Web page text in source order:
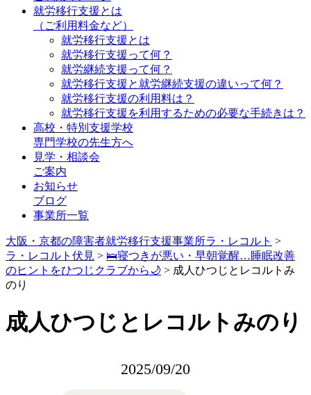
就労移行支援とは
（ご利用料金など）
就労移行支援とは
就労移行支援って何？
就労継続支援って何？
就労移行支援と就労継続支援の違いって何？
就労移行支援の利用料は？
就労移行支援を利用するための必要な手続きは？
高校・特別支援学校
専門学校の先生方へ
見学・相談会
ご案内
お知らせ
ブログ
事業所一覧
大阪・京都の障害者就労移行支援事業所ラ・レコルト >
ラ・レコルト伏見 > 🛌寝つきが悪い・早朝覚醒…睡眠改善
のヒントをひつじクラブから🌙 > 成人ひつじとレコルトみ
のり
成人ひつじとレコルトみのり
2025/09/20